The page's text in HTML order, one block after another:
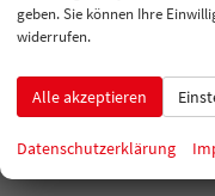
Verzurrösen Koffer-/
Wireless SmartLink
Zentralverriegelung
geben. Sie können Ihre
widerrufen.
Alle akzeptieren
Datenschutzerklärung